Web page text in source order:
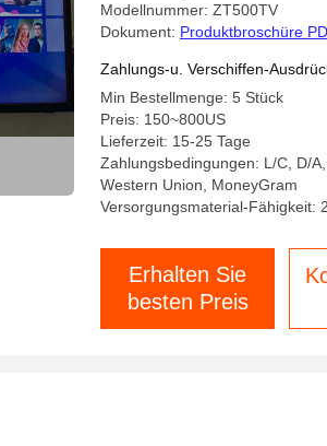
Modellnummer: ZT500TV
Dokument: Produktbroschüre
Zahlungs-u. Verschiffen-
Min Bestellmenge: 5 Stück
Preis: 150~800US
Lieferzeit: 15-25 Tage
Zahlungsbedingungen: L/C, D/A,
Western Union, MoneyGram
Versorgungsmaterial-Fähigkeit:
Erhalten Sie
besten Preis